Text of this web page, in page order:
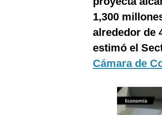
1,300
alrededor de
estimó el
Cámara de